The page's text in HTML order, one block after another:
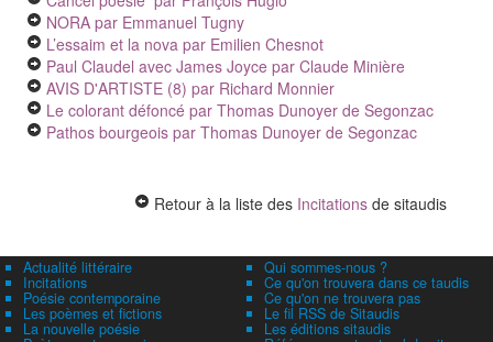
NORA par Emmanuel Tugny
L’essaim et la nova par Emilien Chesnot
Paul Claudel avec James Joyce par Claude Minière
AVIS D'ARTISTE (8) par Richard Monnier
Le colorant défoncé par Thomas Dunoyer de Segonzac
Pathos bourgeois par Thomas Dunoyer de Segonzac
Retour à la liste des Incitations de sitaudis
Actualité littéraire
Incitations
Poésie contemporaine
Les poèmes et fictions
La nouvelle poésie
Qui sommes-nous ?
Ce qu'on trouvera dans ce taudis
Ce qu'on ne trouvera pas
Le fil RSS de Sitaudis
Les éditions sitaudis